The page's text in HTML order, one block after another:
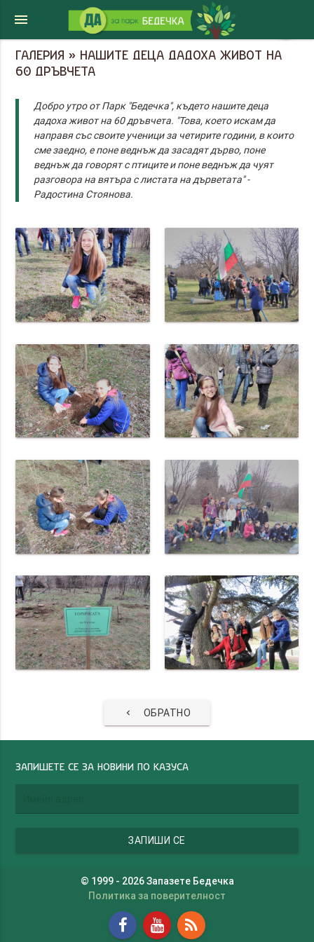
menu
ГАЛЕРИЯ » НАШИТЕ ДЕЦА ДАДОХА ЖИВОТ НА
60 ДРЪВЧЕТА
Добро утро от Парк "Бедечка", където нашите деца
дадоха живот на 60 дръвчета. "Това, което искам да
направя със своите ученици за четирите години, в които
сме заедно, е поне веднъж да засадят дърво, поне
веднъж да говорят с птиците и поне веднъж да чуят
разговора на вятъра с листата на дърветата" -
Радостина Стоянова.
keyboard_arrow_left ОБРАТНО
ЗАПИШЕТЕ СЕ ЗА НОВИНИ ПО КАЗУСА
© 1999 - 2026 Запазете Бедечка
Политика за поверителност